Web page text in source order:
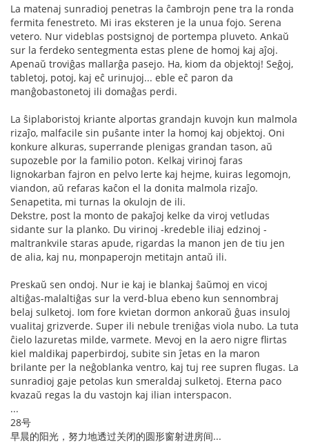
La matenaj sunradioj penetras la ĉambrojn pene tra la ronda
fermita fenestreto. Mi iras eksteren je la unua fojo. Serena
vetero. Nur videblas postsignoj de portempa pluveto. Ankaŭ
sur la ferdeko sentegmenta estas plene de homoj kaj aĵoj.
Apenaŭ troviĝas mallarĝa pasejo. Ha, kiom da objektoj! Seĝoj,
tabletoj, potoj, kaj eĉ urinujoj... eble eĉ paron da
manĝobastonetoj ili domaĝas perdi.
La ŝiplaboristoj kriante alportas grandajn kuvojn kun malmola
rizaĵo, malfacile sin puŝante inter la homoj kaj objektoj. Oni
konkure alkuras, superrande plenigas grandan tason, aŭ
supozeble por la familio poton. Kelkaj virinoj faras
lignokarban fajron en pelvo lerte kaj hejme, kuiras legomojn,
viandon, aŭ refaras kaĉon el la donita malmola rizaĵo.
Senapetita, mi turnas la okulojn de ili.
Dekstre, post la monto de pakaĵoj kelke da viroj vetludas
sidante sur la planko. Du virinoj -kredeble iliaj edzinoj -
maltrankvile staras apude, rigardas la manon jen de tiu jen
de alia, kaj nu, monpaperojn metitajn antaŭ ili.
Preskaŭ sen ondoj. Nur ie kaj ie blankaj ŝaŭmoj en vicoj
altiĝas-malaltiĝas sur la verd-blua ebeno kun sennombraj
belaj sulketoj. Iom fore kvietan dormon ankoraŭ ĝuas insuloj
vualitaj grizverde. Super ili nebule treniĝas viola nubo. La tuta
ĉielo lazuretas milde, varmete. Mevoj en la aero nigre flirtas
kiel maldikaj paperbirdoj, subite sin ĵetas en la maron
brilante per la neĝoblanka ventro, kaj tuj ree supren flugas. La
sunradioj gaje petolas kun smeraldaj sulketoj. Eterna paco
kvazaŭ regas la du vastojn kaj ilian interspacon.
...
28号
早晨的阳光，努力地透过关闭的圆形窗射进房间...